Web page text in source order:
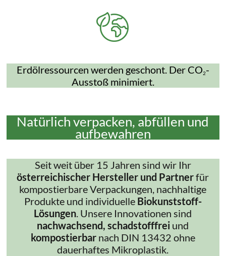
Erdölressourcen werden geschont. Der CO2-
Ausstoß minimiert.
Natürlich verpacken, abfüllen und
aufbewahren
Seit weit über 15 Jahren sind wir Ihr
österreichischer Hersteller und Partnerfür
kompostierbare Verpackungen, nachhaltige
Produkte und individuelle Biokunststoff-
Lösungen. Unsere Innovationen sind
nachwachsend, schadstofffrei und
kompostierbar nach DIN 13432 ohne
dauerhaftes Mikroplastik.